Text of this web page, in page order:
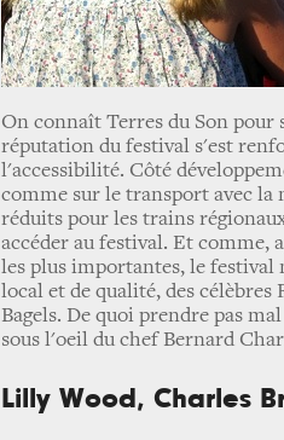
On connaît Terres du Son pour
réputation du festival s'est
l'accessibilité. Côté
comme sur le transport avec la
réduits pour les trains
accéder au festival. Et comme,
les plus importantes, le festival
local et de qualité, des célèbres
Bagels. De quoi prendre pas
sous l'oeil du chef Bernard
Lilly Wood, Charles